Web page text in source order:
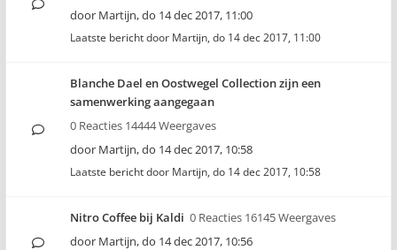
door Martijn,do 14 dec 2017, 11:00
Laatste bericht door Martijn, do 14 dec 2017, 11:00
Blanche Dael en Oostwegel Collection zijn een
samenwerking aangegaan
0 Reacties 14444 Weergaves
door Martijn,do 14 dec 2017, 10:58
Laatste bericht door Martijn, do 14 dec 2017, 10:58
Nitro Coffee bij Kaldi 0 Reacties 16145 Weergaves
door Martijn,do 14 dec 2017, 10:56